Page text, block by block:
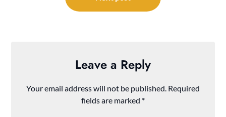
Leave a Reply
Your email address will not be published. Required
fields are marked *